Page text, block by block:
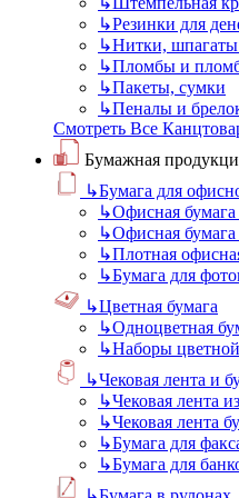
↳Резинки для
↳Нитки,
↳Пломбы и
↳Пакеты, сумки
↳Пеналы и
Смотреть Все
Бумажная
↳Бумага для
↳Офисная
↳Офисная
↳Плотная
↳Бумага для
↳Цветная бумага
↳Одноцветная
↳Наборы
↳Чековая лента и
↳Чековая лента
↳Чековая лента
↳Бумага для
↳Бумага для